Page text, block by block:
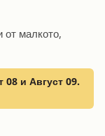
малкото,
и Август 09.